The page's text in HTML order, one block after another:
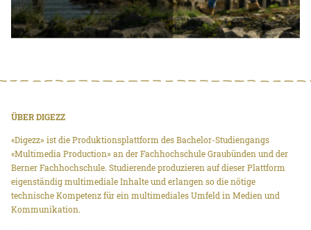
ÜBER DIGEZZ
«Digezz» ist die Produktionsplattform des Bachelor-Studiengangs
«Multimedia Production» an der Fachhochschule Graubünden und der
Berner Fachhochschule. Studierende produzieren auf dieser Plattform
eigenständig multimediale Inhalte und erlangen so die nötige
technische Kompetenz für ein multimediales Umfeld in Medien und
Kommunikation.